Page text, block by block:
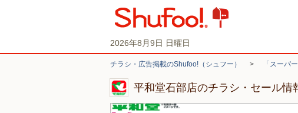
2026年8月9日 日曜日
チラシ・広告掲載のShufoo!（シュフー） > 「スーパ
平和堂石部店のチラシ・セール情